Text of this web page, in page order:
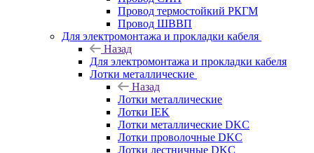
Провод термостойкий РКГМ
Провод ШВВП
Для электромонтажа и прокладки кабеля
Назад
Для электромонтажа и прокладки кабеля
Лотки металлические
Назад
Лотки металлические
Лотки IEK
Лотки металлические DKC
Лотки проволочные DKC
Лотки лестничные DKC